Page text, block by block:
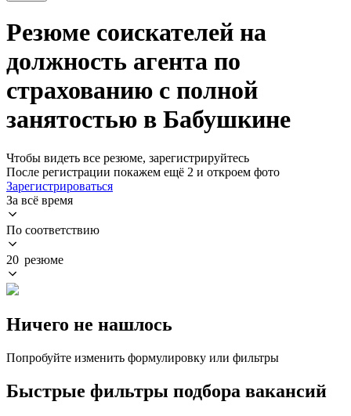
Резюме соискателей на
должность агента по
страхованию с полной
занятостью в Бабушкине
Чтобы видеть все резюме, зарегистрируйтесь
После регистрации покажем ещё 2 и откроем фото
Зарегистрироваться
За всё время
По соответствию
20 резюме
Ничего не нашлось
Попробуйте изменить формулировку или фильтры
Быстрые фильтры подбора вакансий